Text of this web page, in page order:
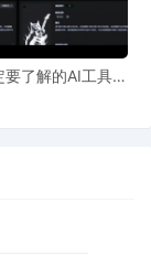
害；
措施，将遭受直
的原因或已付出
了解的AI工具，